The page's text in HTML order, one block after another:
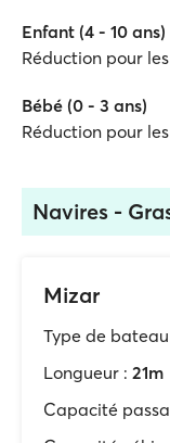
Enfant (4 - 10 ans)
Réduction pour
Bébé (0 - 3 ans)
Réduction pour
Navires -
Mizar
Type de
Longueur : 21m
Capacité